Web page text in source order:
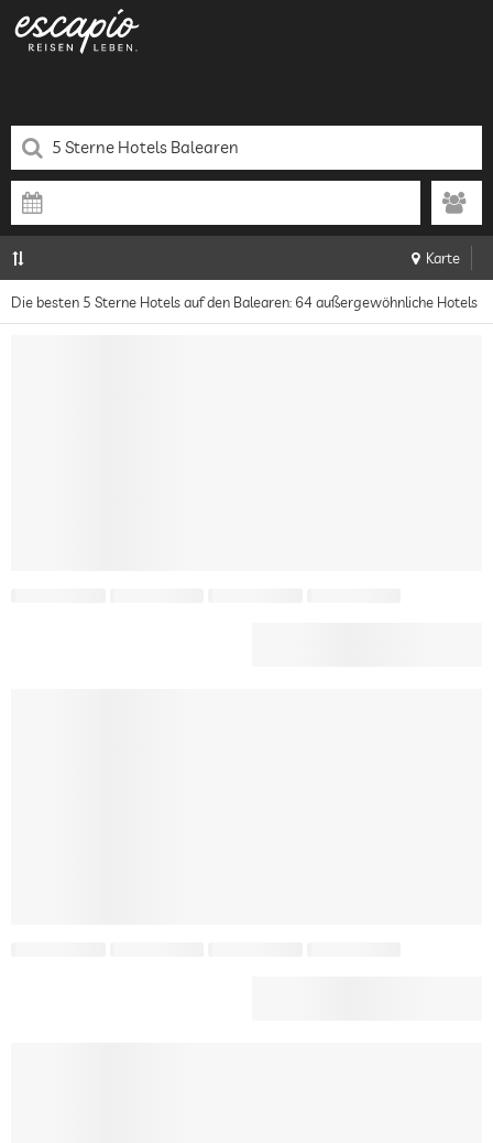
Karte
Die besten 5 Sterne Hotels auf den Balearen: 64 außergewöhnliche Hotels